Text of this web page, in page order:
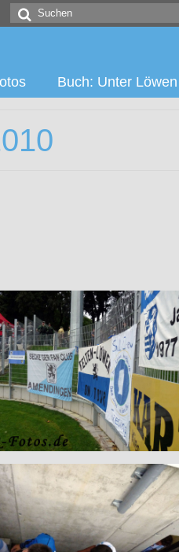
Suchen
nach:
Buch: Unter Löwen